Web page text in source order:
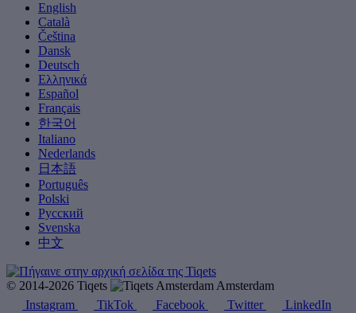
English
Català
Čeština
Dansk
Deutsch
Ελληνικά
Español
Français
한국어
Italiano
Nederlands
日本語
Português
Polski
Русский
Svenska
中文
© 2014-2026 Tiqets
Amsterdam
Instagram
TikTok Facebook Twitter LinkedIn